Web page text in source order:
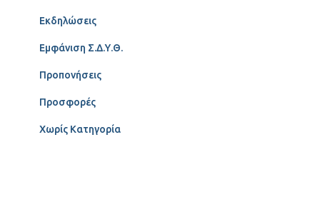
Εκδηλώσεις
Εμφάνιση Σ.Δ.Υ.Θ.
Προπονήσεις
Προσφορές
Χωρίς Κατηγορία